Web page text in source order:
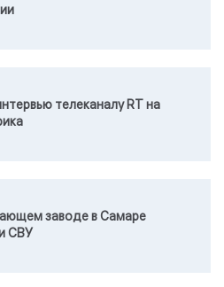
телеканалу RТ на
заводе в Самаре
СВУ